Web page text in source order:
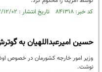
کد خبر: ۸۴۱۳۱۸ تاریخ انتشار : ۱۴۰۲/۱۲/۰۲
حسین امیرعبداللهیان به
وزیر امور خارجه کشورمان در خصوص
نوشت.